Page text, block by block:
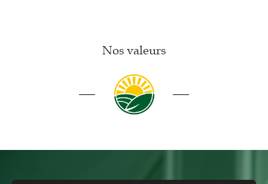
Nos valeurs